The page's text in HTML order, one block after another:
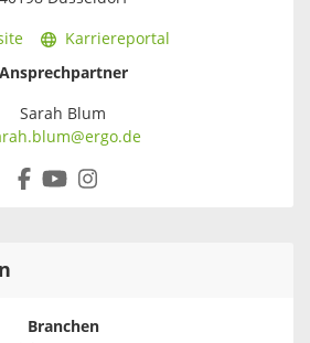
Karriereportal
Ansprechpartner
Sarah Blum
Branchen